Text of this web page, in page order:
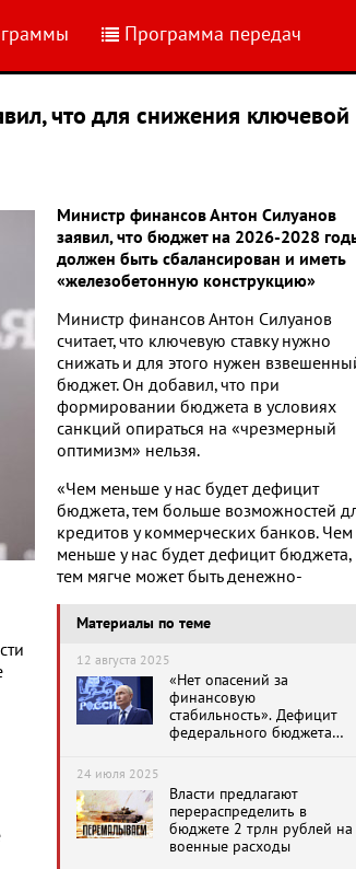
Программа передач
что для снижения ключевой
Министр финансов Антон Силуанов
заявил, что бюджет на 2026-2028
должен быть сбалансирован и иметь
«железобетонную конструкцию»
Материалы по теме
12 августа 2025
«Нет опасений за
финансовую
стабильность». Дефицит
федерального бюджета
24 июля 2025
Власти предлагают
перераспределить в
бюджете 2 трлн рублей на
военные расходы
Министр финансов Антон Силуанов
считает, что ключевую ставку нужно
снижать и для этого нужен
бюджет. Он добавил, что при
формировании бюджета в условиях
санкций опираться на «чрезмерный
оптимизм» нельзя.
«Чем меньше у нас будет дефицит
бюджета, тем больше возможностей
кредитов у коммерческих банков. Чем
меньше у нас будет дефицит бюджета,
тем мягче может быть денежно-